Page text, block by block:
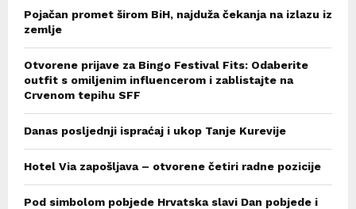
Pojačan promet širom BiH, najduža čekanja na izlazu iz
zemlje
Otvorene prijave za Bingo Festival Fits: Odaberite
outfit s omiljenim influencerom i zablistajte na
Crvenom tepihu SFF
Danas posljednji ispraćaj i ukop Tanje Kurevije
Hotel Via zapošljava – otvorene četiri radne pozicije
Pod simbolom pobjede Hrvatska slavi Dan pobjede i